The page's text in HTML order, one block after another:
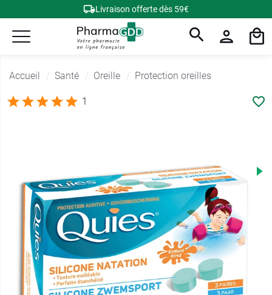
Livraison offerte dès 59€
Accueil Santé Oreille Protection oreilles
1